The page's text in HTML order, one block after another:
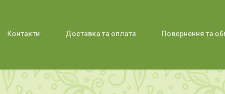
Контакти Доставка та оплата Повернення та